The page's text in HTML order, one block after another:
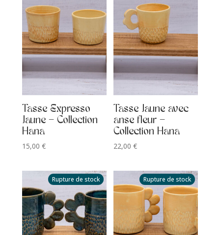
Tasse Expresso
Jaune – Collection
Hana
15,00 €
Tasse Jaune avec
anse fleur –
Collection Hana
22,00€
Rupture de stock Rupture de stock